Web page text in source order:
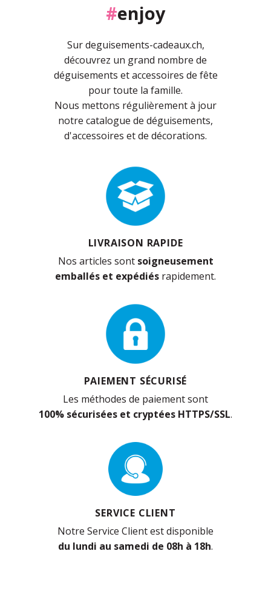
#enjoy
Sur deguisements-cadeaux.ch,
découvrez un grand nombre de
déguisements et accessoires de fête
pour toute la famille.
Nous mettons régulièrement à jour
notre catalogue de déguisements,
d'accessoires et de décorations.
LIVRAISON RAPIDE
Nos articles sont soigneusement
emballés et expédiés rapidement.
PAIEMENT SÉCURISÉ
Les méthodes de paiement sont
100% sécurisées et cryptées HTTPS/SSL.
SERVICE CLIENT
Notre Service Client est disponible
du lundi au samedi de 08h à 18h.